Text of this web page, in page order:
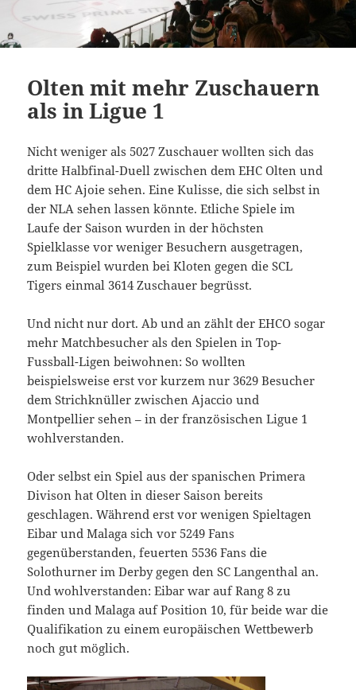
Olten mit mehr Zuschauern
als in Ligue 1
Nicht weniger als 5027 Zuschauer wollten sich das
dritte Halbfinal-Duell zwischen dem EHC Olten und
dem HC Ajoie sehen. Eine Kulisse, die sich selbst in
der NLA sehen lassen könnte. Etliche Spiele im
Laufe der Saison wurden in der höchsten
Spielklasse vor weniger Besuchern ausgetragen,
zum Beispiel wurden bei Kloten gegen die SCL
Tigers einmal 3614 Zuschauer begrüsst.
Und nicht nur dort. Ab und an zählt der EHCO sogar
mehr Matchbesucher als den Spielen in Top-
Fussball-Ligen beiwohnen: So wollten
beispielsweise erst vor kurzem nur 3629 Besucher
dem Strichknüller zwischen Ajaccio und
Montpellier sehen – in der französischen Ligue 1
wohlverstanden.
Oder selbst ein Spiel aus der spanischen Primera
Divison hat Olten in dieser Saison bereits
geschlagen. Während erst vor wenigen Spieltagen
Eibar und Malaga sich vor 5249 Fans
gegenüberstanden, feuerten 5536 Fans die
Solothurner im Derby gegen den SC Langenthal an.
Und wohlverstanden: Eibar war auf Rang 8 zu
finden und Malaga auf Position 10, für beide war die
Qualifikation zu einem europäischen Wettbewerb
noch gut möglich.